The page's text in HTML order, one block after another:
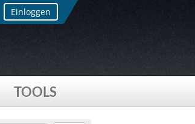
Einloggen
TOOLS